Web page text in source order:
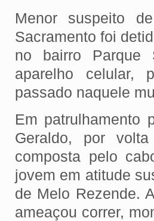
Menor suspeito
Sacramento foi
no bairro Parque
aparelho celular,
passado naquele
Em patrulhamento
Geraldo, por
composta pelo
jovem em atitude
de Melo Rezende.
ameaçou correr,